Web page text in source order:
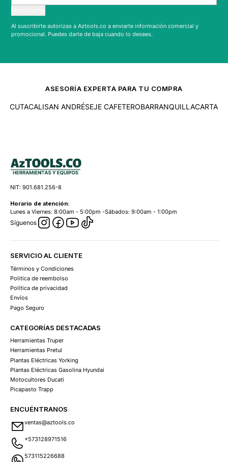
Al suscribirte autorizas a Aztools.co a enviarte información comercial y
promocional. Puedes darte de baja cuando lo desees.
ASESORÍA EXPERTA PARA TU COMPRA
SAN ANDRÉSEJE CAFETERO BARRANQUILLACARTAGENA
NIT: 901.681.256-8
Horario de atención:
Lunes a Viernes: 8:00am - 5:00pm -Sábados: 9:00am - 1:00pm
Síguenos
SERVICIO AL CLIENTE
Términos y Condiciones
Politica de reembolso
Política de privacidad
Envíos
Pago Seguro
CATEGORÍAS DESTACADAS
Herramientas Truper
Herramientas Pretul
Plantas Eléctricas Yorking
Plantas Eléctricas Gasolina Hyundai
Motocultores Ducati
Picapasto Trapp
ENCUÉNTRANOS
ventas@aztools.co
+573128971516
573115226688